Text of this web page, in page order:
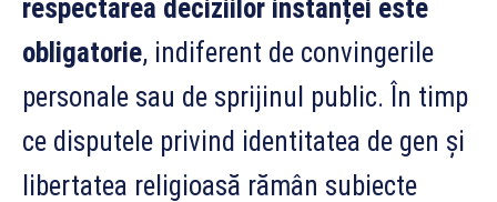
respectarea deciziilor instanței este
obligatorie, indiferent de convingerile
personale sau de sprijinul public. În timp
ce disputele privind identitatea de gen și
libertatea religioasă rămân subiecte